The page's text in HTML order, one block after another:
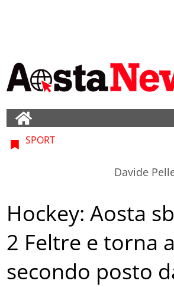
SPORT
Davide
Hockey: Aosta
2 Feltre e torna
secondo posto